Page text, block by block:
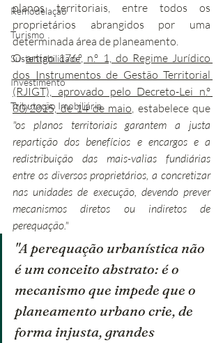
Remodelação
Turismo
Sustentabilidade
Investimento
Tributação Imobiliária
planos territoriais, entre todos os
proprietários abrangidos por uma
determinada área de planeamento.
O artigo 176.º, n.º 1, do Regime Jurídico
dos Instrumentos de Gestão Territorial
(RJIGT), aprovado pelo Decreto-Lei n.º
80/2015, de 14 de maio
"os planos territoriais garantem a justa
repartição dos benefícios e encargos e a
redistribuição das mais-valias fundiárias
entre os diversos proprietários, a concretizar
nas unidades de execução, devendo prever
mecanismos diretos ou indiretos de
perequação."
"A perequação urbanística não
é um conceito abstrato: é o
mecanismo que impede que o
planeamento urbano crie, de
forma injusta, grandes